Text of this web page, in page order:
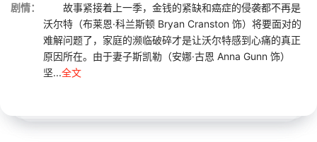
剧情：
故事紧接着上一季，金钱的紧缺和癌症的侵袭都不再是
沃尔特（布莱恩·科兰斯顿 Bryan Cranston 饰）将要面对的
难解问题了，家庭的濒临破碎才是让沃尔特感到心痛的真正
原因所在。由于妻子斯凯勒（安娜·古恩 Anna Gunn 饰）
坚...全文